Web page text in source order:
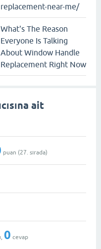
replacement-near-me/
What's The Reason
Everyone Is Talking
About Window Handle
Replacement Right Now
ait
puan (27 . sırada)
0 cevap